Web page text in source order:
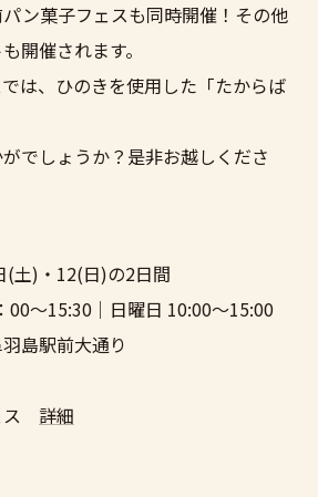
ン菓子フェスも同時開催！その他
開催されます。
は、ひのきを使用した「たからば
でしょうか？是非お越しくださ
土)・12(日)の2日間
～15:30｜日曜日 10:00～15:00
島駅前大通り
ス 詳細